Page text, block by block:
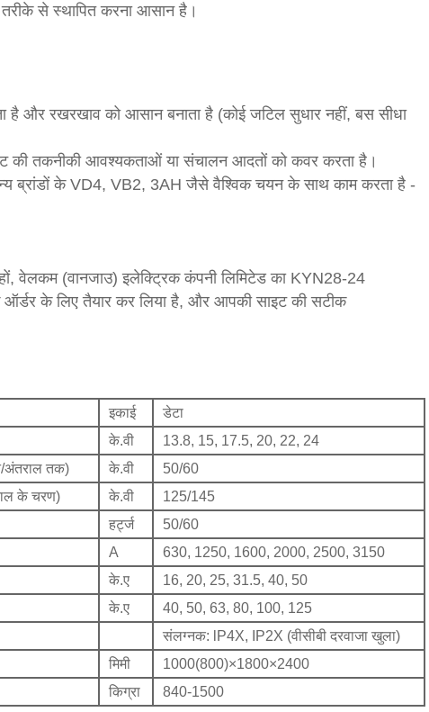
से स्थापित करना आसान है।
है और रखरखाव को आसान बनाता है (कोई जटिल सुधार नहीं, बस सीधा
की तकनीकी आवश्यकताओं या संचालन आदतों को कवर करता है।
ब्रांडों के VD4, VB2, 3AH जैसे वैश्विक चयन के साथ काम करता है -
वेलकम (वानजाउ) इलेक्ट्रिक कंपनी लिमिटेड का KYN28-24
ऑर्डर के लिए तैयार कर लिया है, और आपकी साइट की सटीक
इकाई
डेटा
के.वी 13.8, 15, 17.5, 20, 22, 24
अंतराल तक) के.वी
50/60
के चरण)
के.वी
125/145
हर्ट्ज
50/60
A
630, 1250, 1600, 2000, 2500, 3150
के.ए
16, 20, 25, 31.5, 40, 50
के.ए
40, 50, 63, 80, 100, 125
संलग्नक: lP4X, IP2X (वीसीबी दरवाजा खुला)
मिमी
1000(800)×1800×2400
किग्रा 840-1500